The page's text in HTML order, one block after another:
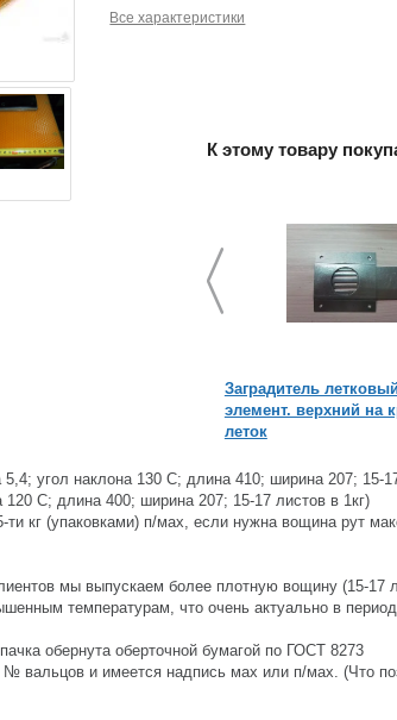
Все характеристики
К этому товару
Заградитель
элемент. верхний на
леток
угол наклона 130 С; длина 410; ширина 207; 15-
длина 400; ширина 207; 15-17 листов в 1кг)
кг (упаковками) п/мах, если нужна вощина рут
мы выпускаем более плотную вощину (15-17
температурам, что очень актуально в период
обернута оберточной бумагой по ГОСТ 8273
вальцов и имеется надпись мах или п/мах. (Что